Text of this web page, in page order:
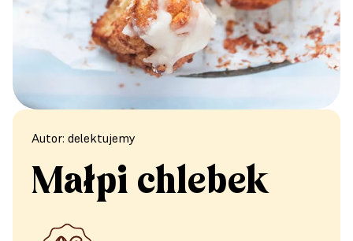
Autor: delektujemy
Małpi chlebek